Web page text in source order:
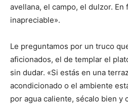
avellana, el campo, el dulzor. En
inapreciable».
Le preguntamos por un truco
aficionados, el de templar el
sin dudar. «Si estás en una
acondicionado o el ambiente
por agua caliente, sécalo bien y